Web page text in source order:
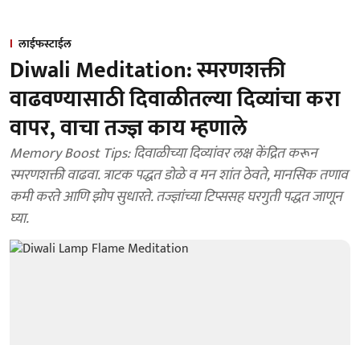
लाईफस्टाईल
Diwali Meditation: स्मरणशक्ती
वाढवण्यासाठी दिवाळीतल्या दिव्यांचा करा
वापर, वाचा तज्ज्ञ काय म्हणाले
Memory Boost Tips: दिवाळीच्या दिव्यांवर लक्ष केंद्रित करून
स्मरणशक्ती वाढवा. त्राटक पद्धत डोळे व मन शांत ठेवते, मानसिक तणाव
कमी करते आणि झोप सुधारते. तज्ज्ञांच्या टिप्ससह घरगुती पद्धत जाणून
घ्या.